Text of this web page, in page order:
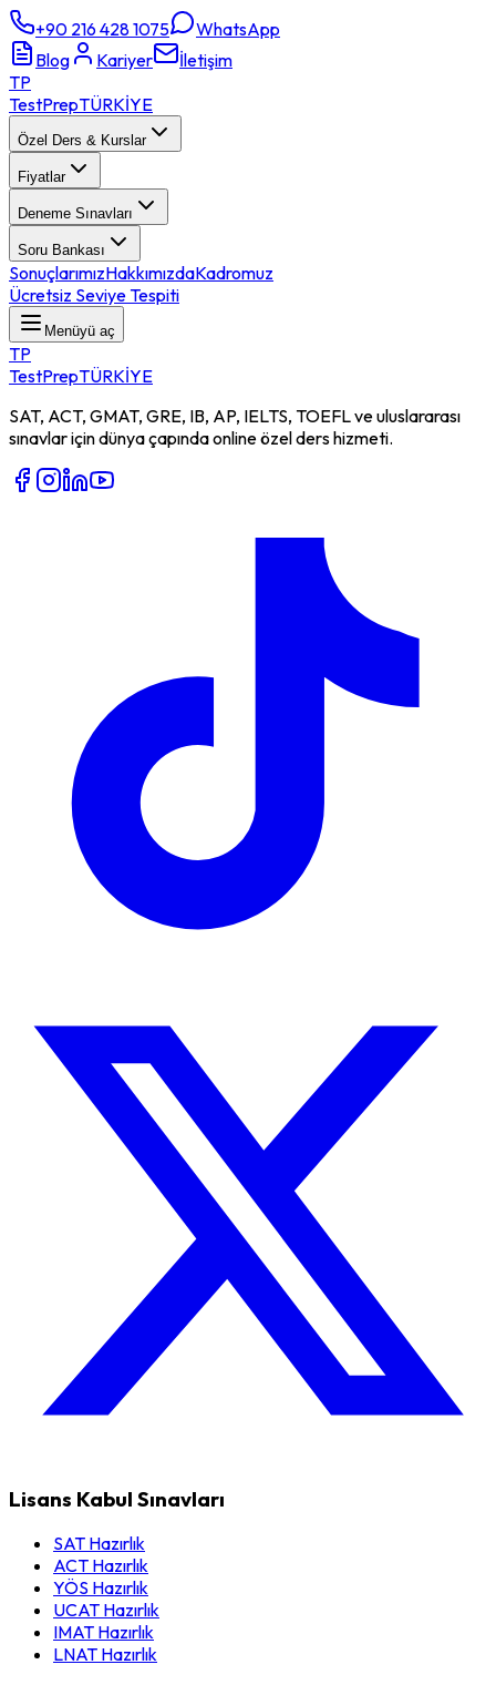
+90 216 428 1075
WhatsApp
Blog
Kariyer
İletişim
TP
TestPrepTÜRKİYE
Özel Ders & Kurslar
Fiyatlar
Deneme Sınavları
Soru Bankası
SonuçlarımızHakkımızdaKadromuz
Ücretsiz Seviye Tespiti
Menüyü aç
TP
TestPrepTÜRKİYE
SAT, ACT, GMAT, GRE, IB, AP, IELTS, TOEFL ve uluslararası
sınavlar için dünya çapında online özel ders hizmeti.
Lisans Kabul Sınavları
SAT Hazırlık
ACT Hazırlık
YÖS Hazırlık
UCAT Hazırlık
IMAT Hazırlık
LNAT Hazırlık